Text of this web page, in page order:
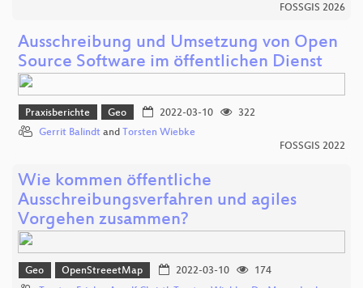
FOSSGIS 2026
Ausschreibung und Umsetzung von Open
Source Software im öffentlichen Dienst
Praxisberichte Geo 2022-03-10
322
Gerrit Balindt and Torsten Wiebke
FOSSGIS 2022
Wie kommen öffentliche
Ausschreibungsverfahren und agiles
Vorgehen zusammen?
Geo OpenStreeetMap 2022-03-10
174